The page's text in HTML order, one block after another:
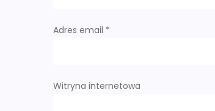
u
Adres email *
Witryna internetowa